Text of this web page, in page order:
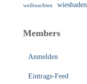
weihnachten wiesbaden
Members
Anmelden
Eintrags-Feed